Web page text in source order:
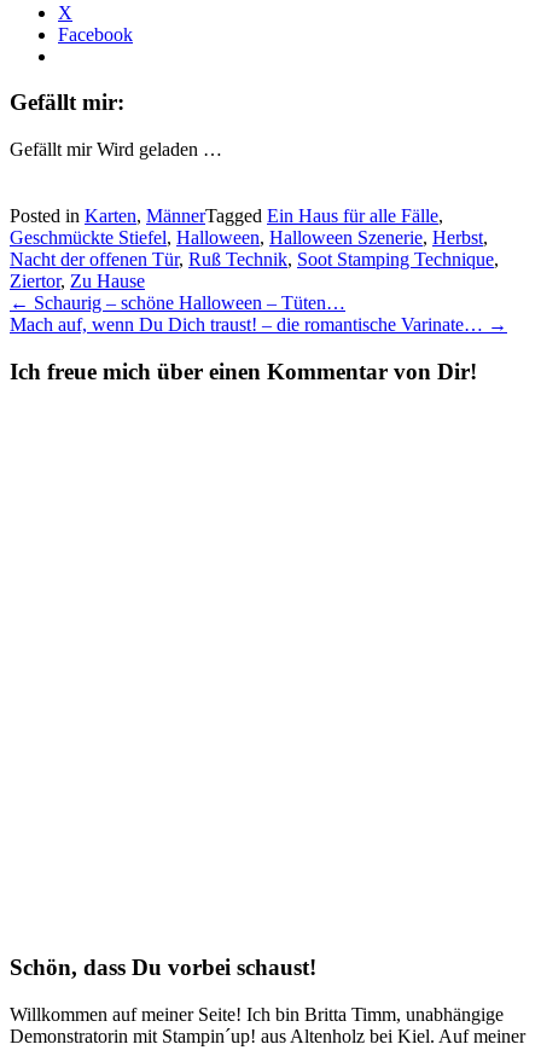
X
Facebook
Gefällt mir:
Gefällt mir Wird geladen …
Posted in Karten, MännerTagged Ein Haus für alle Fälle,
Geschmückte Stiefel, Halloween, Halloween Szenerie, Herbst,
Nacht der offenen Tür, Ruß Technik, Soot Stamping Technique,
Ziertor, Zu Hause
Post
navigation
← Schaurig – schöne Halloween – Tüten…
Mach auf, wenn Du Dich traust! – die romantische Varinate… →
Ich freue mich über einen Kommentar von Dir!
Schön, dass Du vorbei schaust!
Willkommen auf meiner Seite! Ich bin Britta Timm, unabhängige
Demonstratorin mit Stampin´up! aus Altenholz bei Kiel. Auf meiner